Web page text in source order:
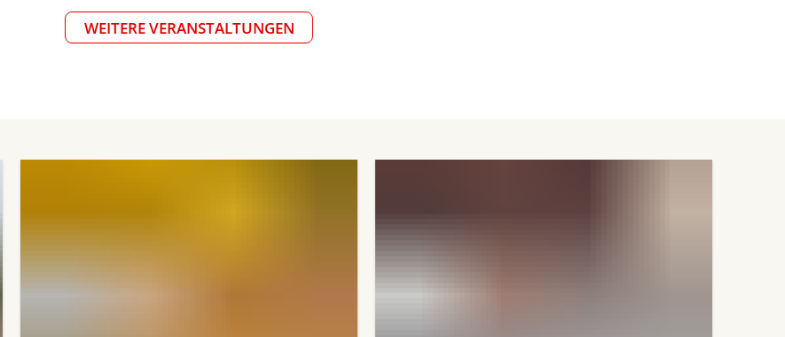
WEITERE VERANSTALTUNGEN